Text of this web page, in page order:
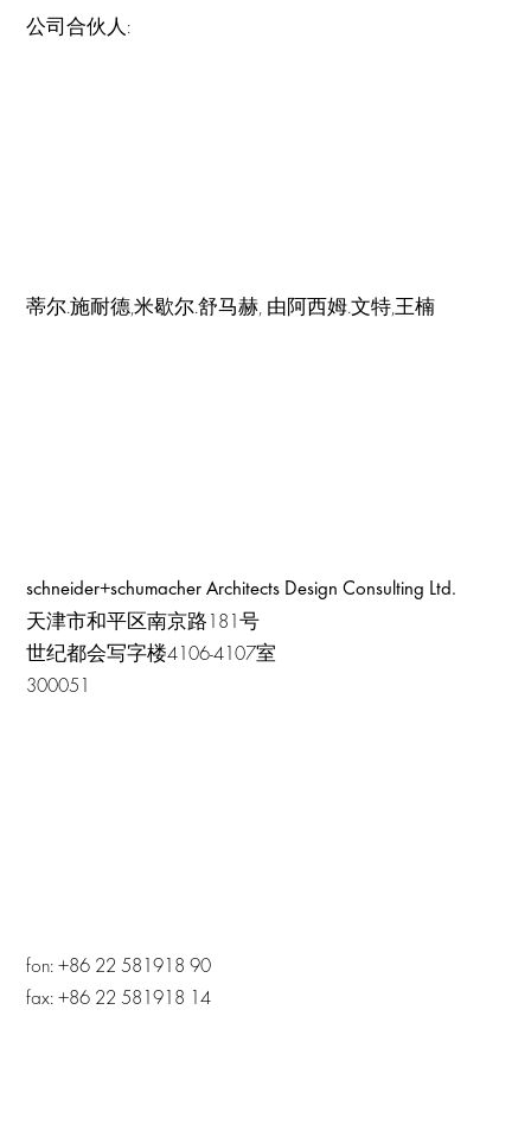
公司合伙人:
蒂尔.施耐德,米歇尔.舒马赫, 由阿西姆.文特,王楠
schneider+schumacher Architects Design Consulting Ltd.
天津市和平区南京路181号
世纪都会写字楼4106-4107室
300051
fon: +86 22 581918 90
fax: +86 22 581918 14